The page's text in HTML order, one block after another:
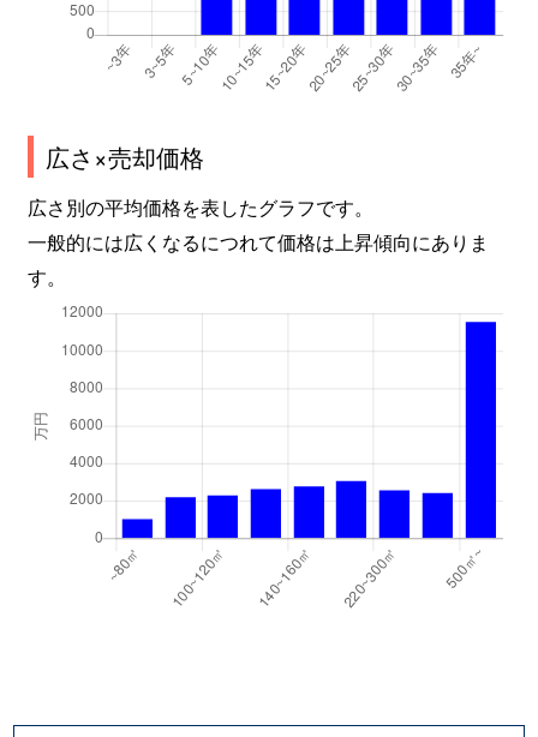
広さ×売却価格
広さ別の平均価格を表したグラフです。
一般的には広くなるにつれて価格は上昇傾向にありま
す。